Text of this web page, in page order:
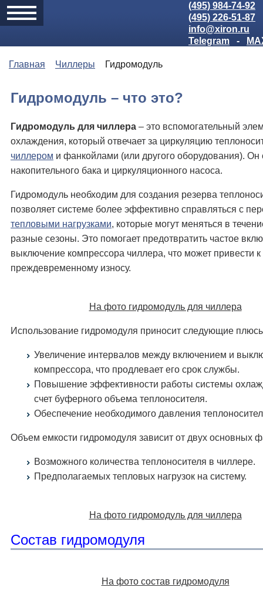
(495) 984-74-92
(495) 226-51-87
info@xiron.ru
Telegram
-
Главная Чиллеры Гидромодуль
Гидромодуль – что это?
Гидромодуль для чиллера – это вспомогательный
охлаждения, который отвечает за циркуляцию
чиллером и фанкойлами (или другого оборудования). Он
накопительного бака и циркуляционного насоса.
Гидромодуль необходим для создания резерва
позволяет системе более эффективно справляться с
тепловыми нагрузками, которые могут меняться в
разные сезоны. Это помогает предотвратить частое
выключение компрессора чиллера, что может привести к
преждевременному износу.
На фото гидромодуль для чиллера
Использование гидромодуля приносит следующие
Увеличение интервалов между включением и
компрессора, что продлевает его срок службы.
Повышение эффективности работы системы
счет буферного объема теплоносителя.
Обеспечение необходимого давления
Объем емкости гидромодуля зависит от двух основных
Возможного количества теплоносителя в чиллере.
Предполагаемых тепловых нагрузок на систему.
На фото гидромодуль для чиллера
Состав гидромодуля
На фото состав гидромодуля